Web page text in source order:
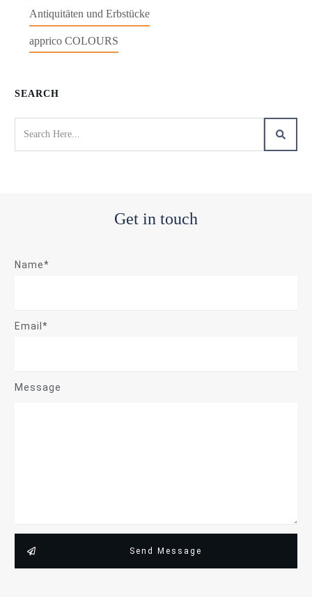
Antiquitäten und Erbstücke
apprico COLOURS
SEARCH
Get in touch
Name*
Email*
Message
Send Message